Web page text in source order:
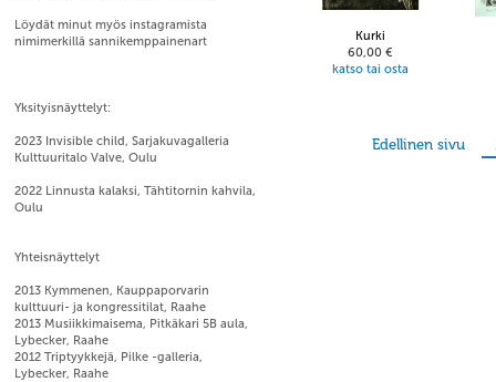
Löydät minut myös instagramista
nimimerkillä sannikemppainenart
Yksityisnäyttelyt:
2023 Invisible child, Sarjakuvagalleria
Kulttuuritalo Valve, Oulu
2022 Linnusta kalaksi, Tähtitornin kahvila,
Oulu
Yhteisnäyttelyt
2013 Kymmenen, Kauppaporvarin
kulttuuri- ja kongressitilat, Raahe
2013 Musiikkimaisema, Pitkäkari 5B aula,
Lybecker, Raahe
2012 Triptyykkejä, Pilke -galleria,
Lybecker, Raahe
Kurki
60,00 €
katso tai osta
Edellinen sivu